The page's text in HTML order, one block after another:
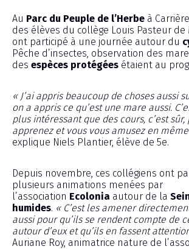
Au Parc du Peuple de l’Herbe à
des élèves du collège Louis Pasteur de
ont participé à une journée autour du
Pêche d’insectes, observation des
des espèces protégées étaient au
« J’ai appris beaucoup de choses aussi
on a appris ce qu’est une mare aussi.
plus intéressant que des cours, c’est
apprenez et vous vous amusez en
explique Niels Plantier, élève de 5e.
Depuis novembre, ces collégiens ont
plusieurs animations menées par
l’association Ecolonia autour de la
humides. « C’est les amener
aussi pour qu’ils se rendent compte de
autour d’eux et qu’ils en fassent
Auriane Roy, animatrice nature de